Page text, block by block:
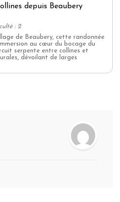
depuis Beaubery
: 2
de Beaubery, cette randonnée
au cœur du bocage du
serpente entre collines et
dévoilant de larges